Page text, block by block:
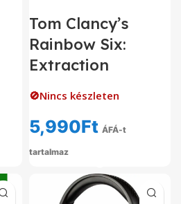
Tom Clancy’s
Rainbow Six:
Extraction
🚫Nincs készleten
5,990Ft ÁFÁ-t
tartalmaz